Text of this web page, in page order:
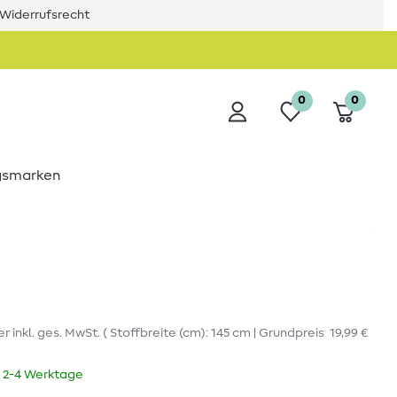
0 0
inkl. ges. MwSt. ( Stoffbreite (cm): 145 cm | Grundpreis 19,99 €
4 Werktage